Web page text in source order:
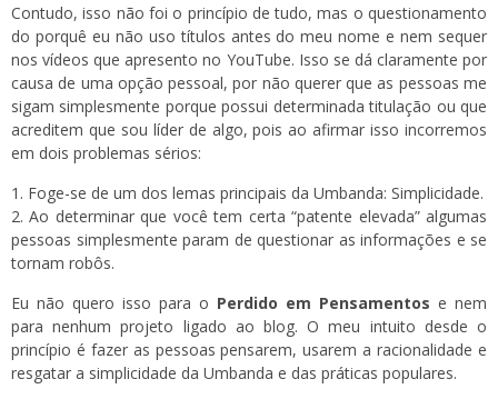
Contudo, isso não foi o princípio de tudo, mas o questionamento
do porquê eu não uso títulos antes do meu nome e nem sequer
nos vídeos que apresento no YouTube. Isso se dá claramente por
causa de uma opção pessoal, por não querer que as pessoas me
sigam simplesmente porque possui determinada titulação ou que
acreditem que sou líder de algo, pois ao afirmar isso incorremos
em dois problemas sérios:
Foge-se de um dos lemas principais da Umbanda: Simplicidade.
Ao determinar que você tem certa “patente elevada” algumas
pessoas simplesmente param de questionar as informações e se
tornam robôs.
Eu não quero isso para o Perdido em Pensamentos e nem
para nenhum projeto ligado ao blog. O meu intuito desde o
princípio é fazer as pessoas pensarem, usarem a racionalidade e
resgatar a simplicidade da Umbanda e das práticas populares.